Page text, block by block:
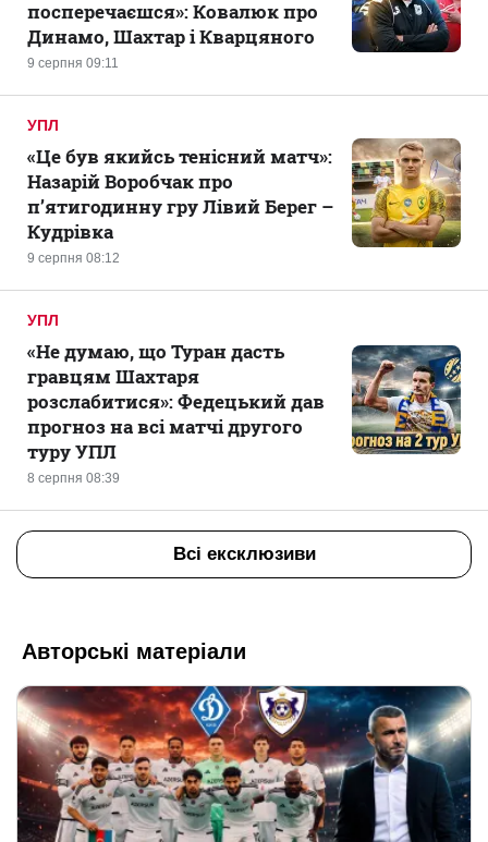
9 серпня 09:11
посперечаєшся»: Ковалюк про
Динамо, Шахтар і Кварцяного
УПЛ
9 серпня 08:12
«Це був якийсь тенісний матч»:
Назарій Воробчак про
п’ятигодинну гру Лівий Берег –
Кудрівка
УПЛ
8 серпня 08:39
«Не думаю, що Туран дасть
гравцям Шахтаря
розслабитися»: Федецький дав
прогноз на всі матчі другого
туру УПЛ
Всі ексклюзиви
Авторські матеріали